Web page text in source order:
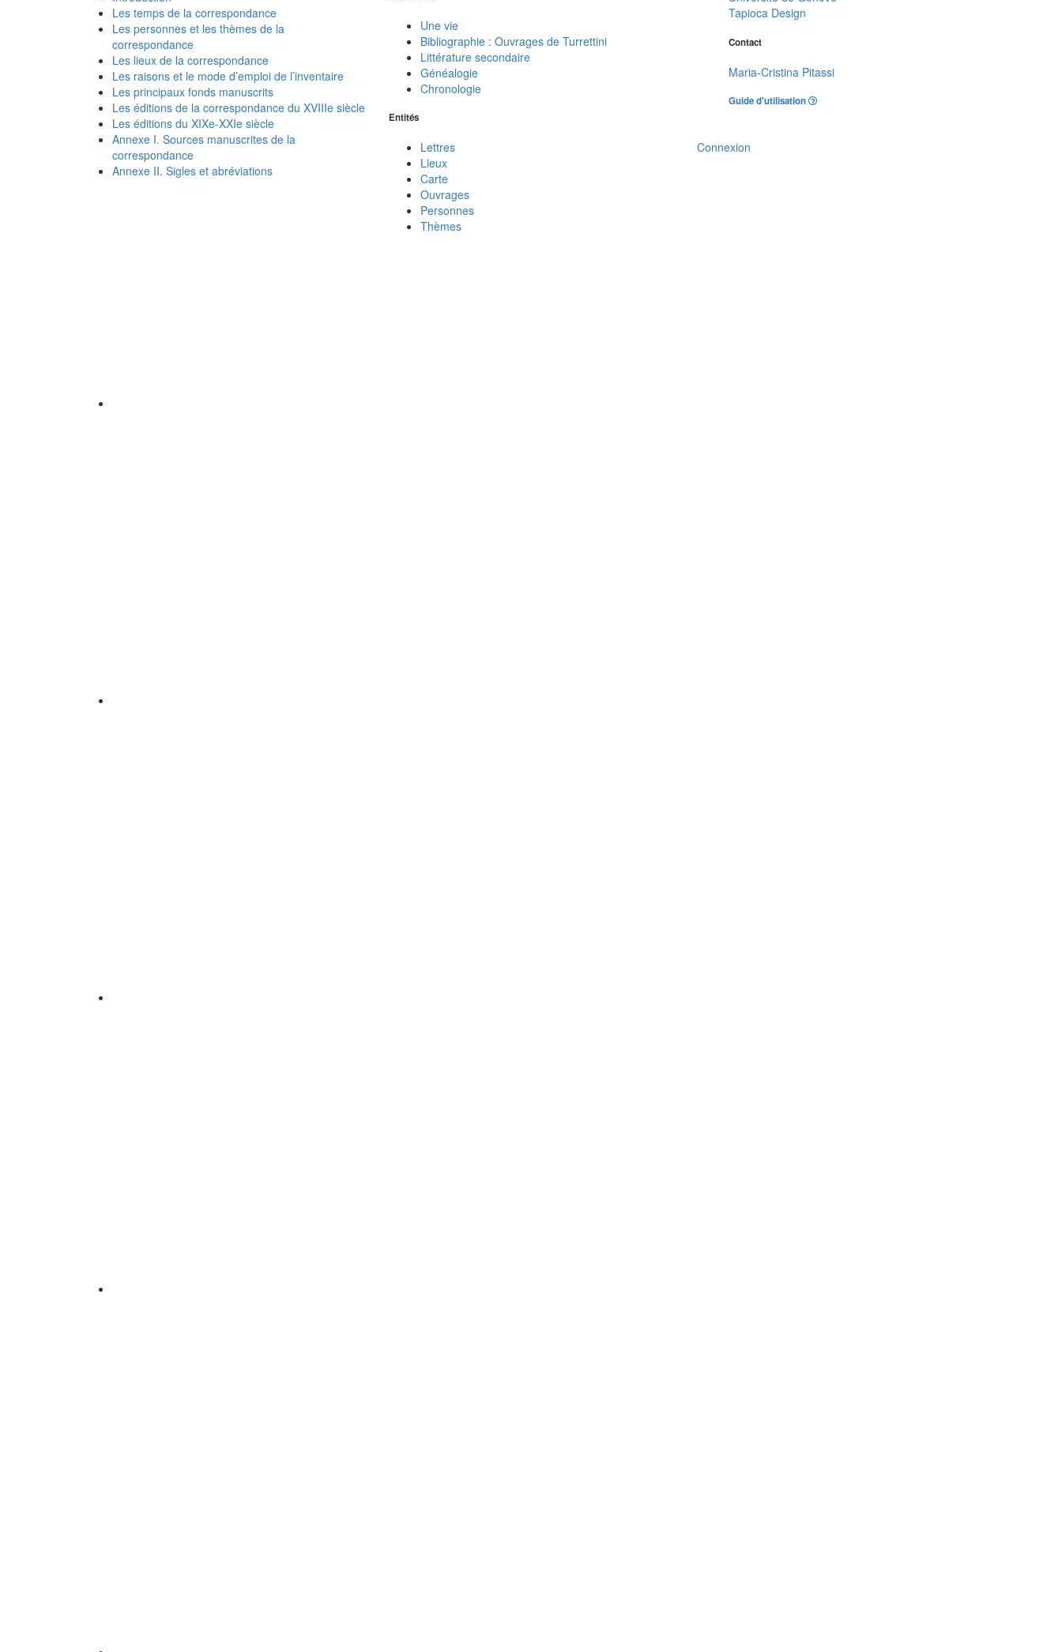
Les temps de la correspondance
Les personnes et les thèmes de la
correspondance
Les lieux de la correspondance
Les raisons et le mode d’emploi de l’inventaire
Les principaux fonds manuscrits
Les éditions de la correspondance du XVIIIe siècle
Les éditions du XIXe-XXIe siècle
Annexe I. Sources manuscrites de la
correspondance
Annexe II. Sigles et abréviations
Une vie
Bibliographie : Ouvrages de Turrettini
Littérature secondaire
Généalogie
Chronologie
Entités
Lettres
Lieux
Carte
Ouvrages
Personnes
Thèmes
Tapioca Design
Contact
Maria-Cristina Pitassi
Guide d'utilisation
Connexion